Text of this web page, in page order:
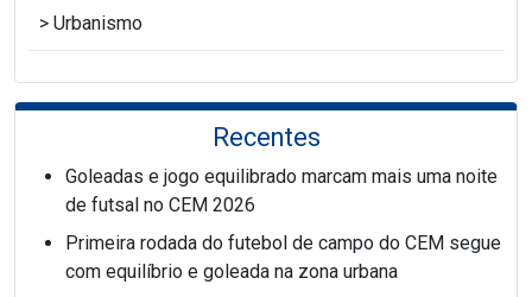
Urbanismo
Recentes
Goleadas e jogo equilibrado marcam mais uma noite
de futsal no CEM 2026
Primeira rodada do futebol de campo do CEM segue
com equilíbrio e goleada na zona urbana